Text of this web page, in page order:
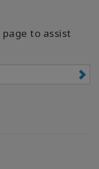
page to assist